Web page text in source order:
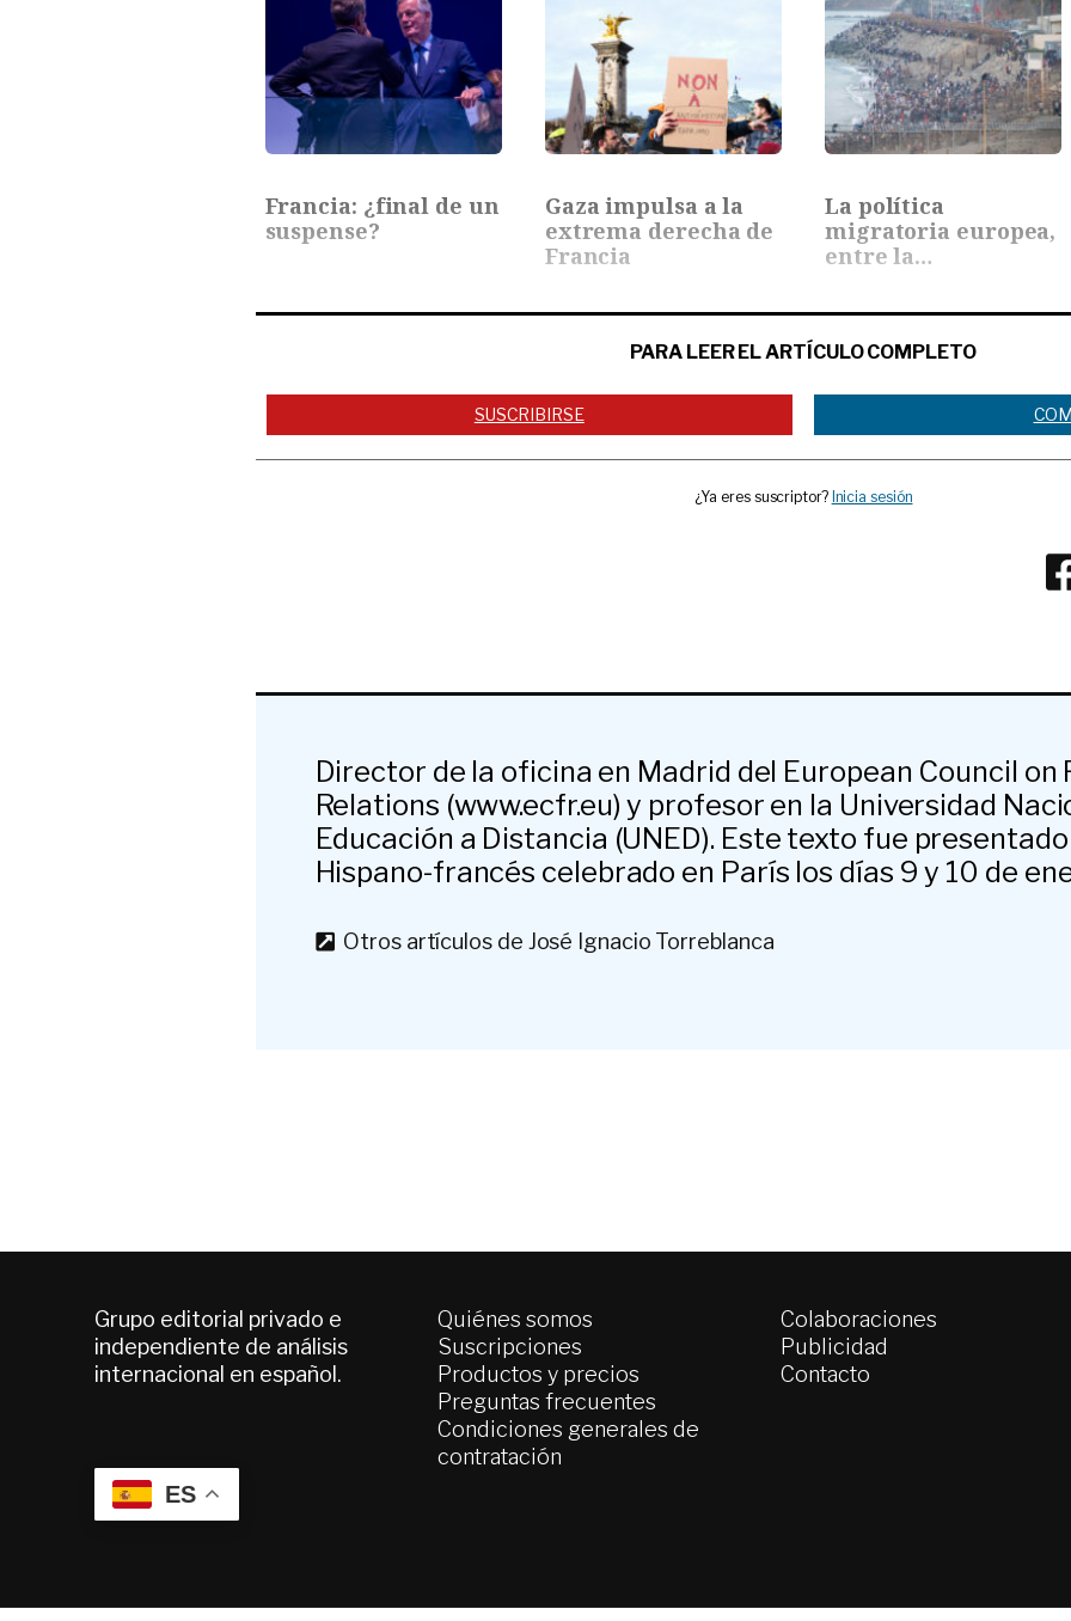
Francia: ¿final de un
suspense?
Gaza impulsa a la
extrema derecha de
Francia
La política
migratoria europea,
entre la…
PARA LEER EL ARTÍCULO COMPLETO
SUSCRIBIRSE
¿Ya eres suscriptor? Inicia sesión
Director de la oficina en Madrid del European Council on
Relations (www.ecfr.eu) y profesor en la Universidad
Educación a Distancia (UNED). Este texto fue
Hispano-francés celebrado en París los días 9 y 10 de
Otros artículos de José Ignacio Torreblanca
Grupo editorial privado e
independiente de análisis
internacional en español.
ES
Quiénes somos
Suscripciones
Productos y precios
Preguntas frecuentes
Condiciones generales de
contratación
Colaboraciones
Publicidad
Contacto